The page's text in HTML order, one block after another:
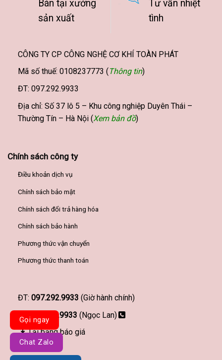
Bán tại xưởng
sản xuất
Tư vấn nhiệt
tình
CÔNG TY CP CÔNG NGHỆ CƠ KHÍ TOÀN PHÁT
Mã số thuế: 0108237773 ( Thông tin)
ĐT: 097.292.9933
Địa chỉ: Số 37 lô 5 – Khu công nghiệp Duyên Thái –
Thường Tín – Hà Nội (Xem bản đồ)
Chính sách công ty
Điều khoản dịch vụ
Chính sách bảo mật
Chính sách đổi trả hàng hóa
Chính sách bảo hành
Phương thức vận chuyển
Phương thức thanh toán
ĐT: 097.292.9933 (Giờ hành chính)
097.292.9933 (Ngọc Lan)
Tải bảng báo giá
Gọi ngay
Chat Zalo